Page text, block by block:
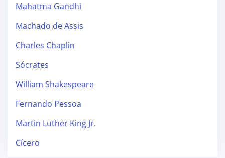
Mahatma Gandhi
Machado de Assis
Charles Chaplin
Sócrates
William Shakespeare
Fernando Pessoa
Martin Luther King Jr.
Cícero